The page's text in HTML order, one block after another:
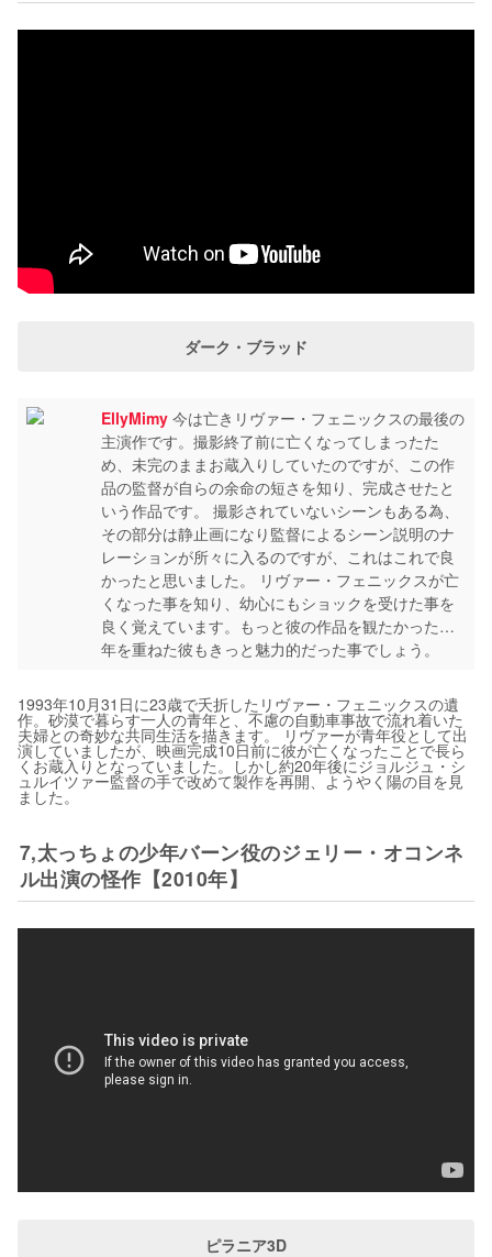
ダーク・ブラッド
EllyMimy 今は亡きリヴァー・フェニックスの最後の
主演作です。撮影終了前に亡くなってしまったた
め、未完のままお蔵入りしていたのですが、この作
品の監督が自らの余命の短さを知り、完成させたと
いう作品です。 撮影されていないシーンもある為、
その部分は静止画になり監督によるシーン説明のナ
レーションが所々に入るのですが、これはこれで良
かったと思いました。 リヴァー・フェニックスが亡
くなった事を知り、幼心にもショックを受けた事を
良く覚えています。もっと彼の作品を観たかった…
年を重ねた彼もきっと魅力的だった事でしょう。
1993年10月31日に23歳で夭折したリヴァー・フェニックスの遺
作。砂漠で暮らす一人の青年と、不慮の自動車事故で流れ着いた
夫婦との奇妙な共同生活を描きます。 リヴァーが青年役として出
演していましたが、映画完成10日前に彼が亡くなったことで長ら
くお蔵入りとなっていました。しかし約20年後にジョルジュ・シ
ュルイツァー監督の手で改めて製作を再開、ようやく陽の目を見
ました。
7,太っちょの少年バーン役のジェリー・オコンネ
ル出演の怪作【2010年】
ピラニア3D